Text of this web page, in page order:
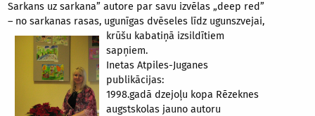
Sarkans uz sarkana” autore par savu izvēlas „deep red”
– no sarkanas rasas, ugunīgas dvēseles līdz ugunszvejai,
krūšu kabatiņā izsildītiem
sapņiem.
Inetas Atpiles-Juganes
publikācijas:
1998.gadā dzejoļu kopa Rēzeknes
augstskolas jauno autoru